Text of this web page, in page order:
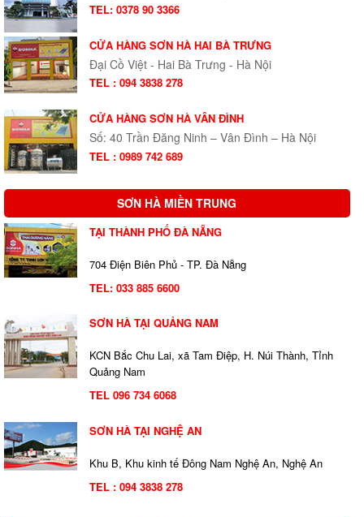
TEL: 0378 90 3366
CỬA HÀNG SƠN HÀ HAI BÀ TRƯNG
Đại Cồ Việt - Hai Bà Trưng - Hà Nội
TEL : 094 3838 278
CỬA HÀNG SƠN HÀ VÂN ĐÌNH
Số: 40 Trần Đăng Ninh – Vân Đình – Hà Nội
TEL : 0989 742 689
SƠN HÀ MIỀN TRUNG
TẠI THÀNH PHỐ ĐÀ NẴNG
704 Điện Biên Phủ - TP. Đà Nẵng
TEL: 033 885 6600
SƠN HÀ TẠI QUẢNG NAM
KCN Bắc Chu Lai, xã Tam Điệp, H. Núi Thành, Tỉnh
Quảng Nam
TEL 096 734 6068
SƠN HÀ TẠI NGHỆ AN
Khu B, Khu kinh tế Đông Nam Nghệ An, Nghệ An
TEL : 094 3838 278